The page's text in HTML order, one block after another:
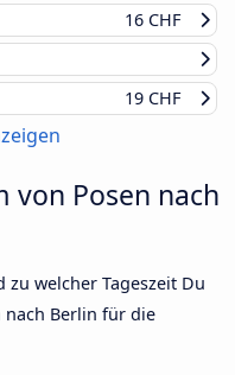
16 CHF
19 CHF
von Posen nach
zu welcher Tageszeit Du
nach Berlin für die